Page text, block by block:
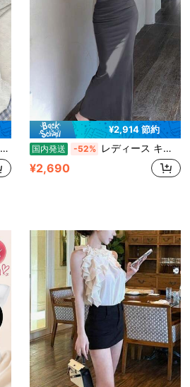
¥2,914 節約
国内発送 -52% レディース キャミソール ワンピース ロングワンピース マキシ丈 タイト ボディコン 黒 ブラック 無地 シンプル 着痩せ 細見え 脚長効果 メリハリ 骨格ストレート 骨格ウェーブ きれいめ 大人可愛い モード 色っぽ 華奢見え デート お呼ばれ パーティー 二次会 夜遊び クラブ 女子会 高見え キャミワンピ ノースリーブ 伸縮性 ストレッチ スレンダーシルエット お出かけ セクシーワンピース 美シルエット 20代 30代 40代 春 夏 秋 冬 インナー 重ね着 1枚映え
¥2,690